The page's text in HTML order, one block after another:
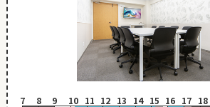
7 8 9 10 11 12 13 14 15 16 17 18